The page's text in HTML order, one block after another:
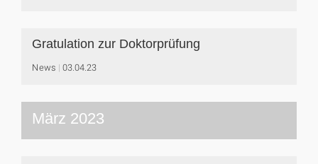
Gratulation zur Doktorprüfung
News 03.04.23
März 2023